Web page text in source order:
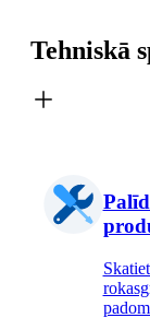
Tehniskā